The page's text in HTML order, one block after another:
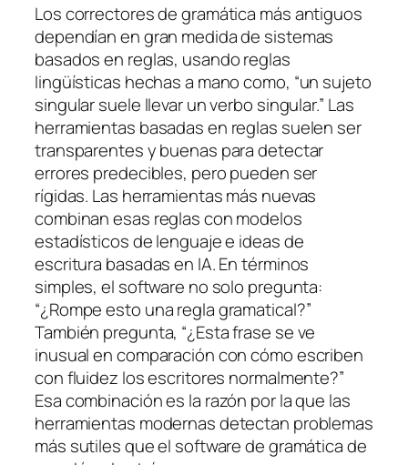
Los correctores de gramática más antiguos
dependían en gran medida de sistemas
basados en reglas, usando reglas
lingüísticas hechas a mano como, “un sujeto
singular suele llevar un verbo singular.” Las
herramientas basadas en reglas suelen ser
transparentes y buenas para detectar
errores predecibles, pero pueden ser
rígidas. Las herramientas más nuevas
combinan esas reglas con modelos
estadísticos de lenguaje e ideas de
escritura basadas en IA. En términos
simples, el software no solo pregunta:
“¿Rompe esto una regla gramatical?”
También pregunta, “¿Esta frase se ve
inusual en comparación con cómo escriben
con fluidez los escritores normalmente?”
Esa combinación es la razón por la que las
herramientas modernas detectan problemas
más sutiles que el software de gramática de